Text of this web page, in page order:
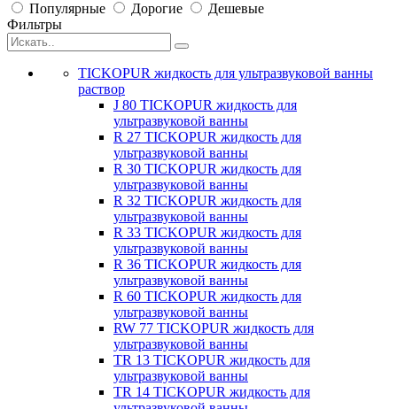
Популярные Дорогие
Дешевые
Фильтры
TICKOPUR жидкость для ультразвуковой ванны
раствор
J 80 TICKOPUR жидкость для
ультразвуковой ванны
R 27 TICKOPUR жидкость для
ультразвуковой ванны
R 30 TICKOPUR жидкость для
ультразвуковой ванны
R 32 TICKOPUR жидкость для
ультразвуковой ванны
R 33 TICKOPUR жидкость для
ультразвуковой ванны
R 36 TICKOPUR жидкость для
ультразвуковой ванны
R 60 TICKOPUR жидкость для
ультразвуковой ванны
RW 77 TICKOPUR жидкость для
ультразвуковой ванны
TR 13 TICKOPUR жидкость для
ультразвуковой ванны
TR 14 TICKOPUR жидкость для